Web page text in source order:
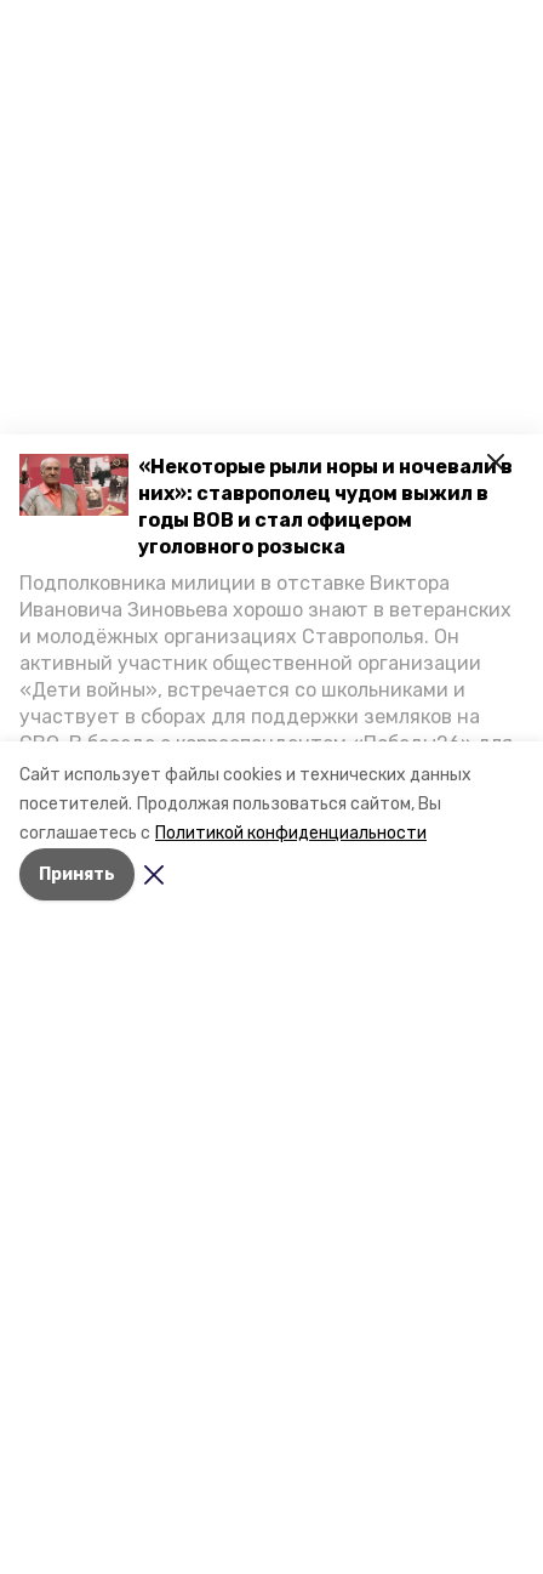
Сайт использует файлы cookies и технических данных
посетителей. Продолжая пользоваться сайтом, Вы
соглашаетесь с Политикой конфиденциальности
Принять
«Некоторые рыли норы и ночевали в
них»: ставрополец чудом выжил в
годы ВОВ и стал офицером
уголовного розыска
Подполковника милиции в отставке Виктора
Ивановича Зиновьева хорошо знают в ветеранских
и молодёжных организациях Ставрополья. Он
активный участник общественной организации
«Дети войны», встречается со школьниками и
участвует в сборах для поддержки земляков на
СВО. В беседе с корреспондентом «Победы26» для
спецпроекта «Дети Великой Отечественной»
ветеран рассказал о зверствах оккупантов в годы
ВОВ, о службе в Москве, «богатыре» Фиделе Кастро
и шпионе Пеньковском, о борьбе с криминалом на
Ставрополье.